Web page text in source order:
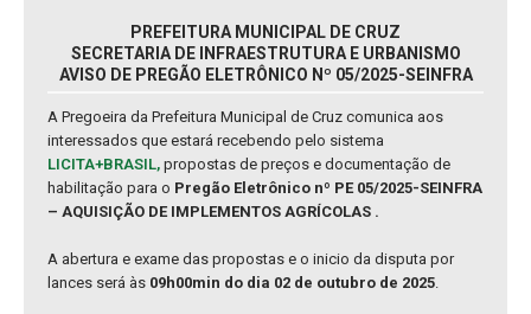
PREFEITURA MUNICIPAL DE CRUZ
SECRETARIA DE INFRAESTRUTURA E URBANISMO
AVISO DE PREGÃO ELETRÔNICO Nº 05/2025-SEINFRA
A Pregoeira da Prefeitura Municipal de Cruz comunica aos
interessados que estará recebendo pelo sistema
LICITA+BRASIL, propostas de preços e documentação de
habilitação para o Pregão Eletrônico nº PE 05/2025-SEINFRA
– AQUISIÇÃO DE IMPLEMENTOS AGRÍCOLAS .
A abertura e exame das propostas e o inicio da disputa por
lances será às 09h00min do dia 02 de outubro de 2025.